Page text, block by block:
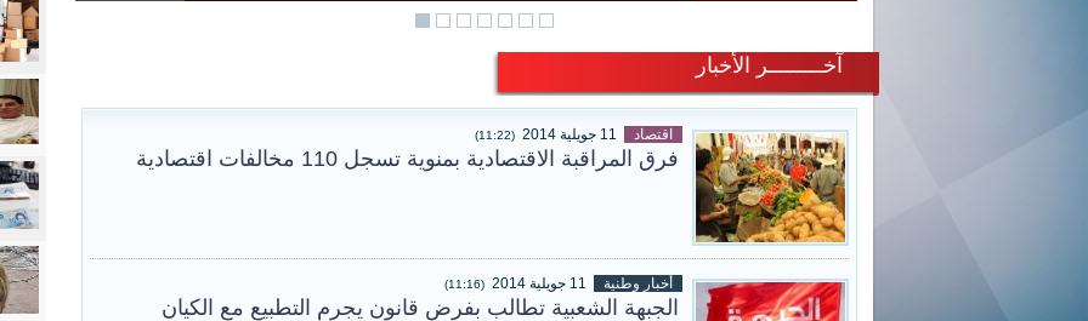
آخـــــــــر الأخبار
اقتصاد (11:22)
فرق المراقبة الاقتصادية بمنوية تسجل 110 مخالفات اقتصادية
أخبار وطنية (11:16)
الجبهة الشعبية تطالب بفرض قانون يجرم التطبيع مع الكيان